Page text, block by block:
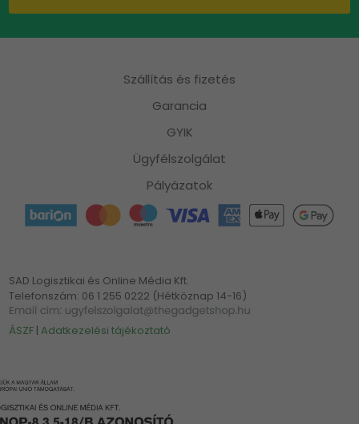
Szállítás és fizetés
Garancia
GYIK
Ügyfélszolgálat
Pályázatok
SAD Logisztikai és Online Média Kft.
Telefonszám: 06 1 255 0222 (Hétköznap 14-16)
ÁSZF |Adatkezelési tájékoztató